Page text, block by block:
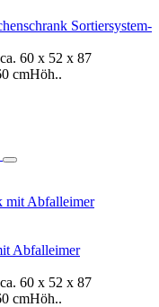
Sortiersystem-
60 x 52 x 87
cmHöh..
Abfalleimer
60 x 52 x 87
cmHöh..